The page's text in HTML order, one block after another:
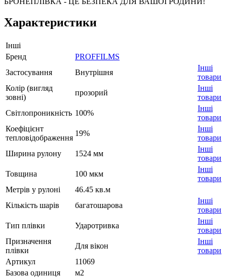
Характеристики
Інші
Бренд
PROFFILMS
Застосування
Внутрішня
Інші
товари
Колір (вигляд
зовні)
прозорий
Інші
товари
Світлопроникність 100%
Інші
товари
Коефіцієнт
тепловідображення
19%
Інші
товари
Ширина рулону
1524 мм
Інші
товари
Товщина
100 мкм
Інші
товари
Метрів у рулоні
46.45 кв.м
Кількість шарів
багатошарова
Інші
товари
Тип плівки
Ударотривка
Інші
товари
Призначення
плівки
Для вікон
Інші
товари
Артикул
11069
Базова одиниця
м2